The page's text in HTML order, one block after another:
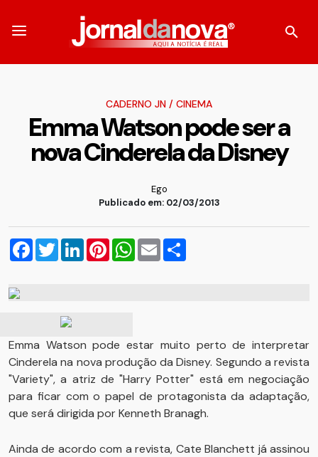
CADERNO JN / CINEMA
Emma Watson pode ser a
nova Cinderela da Disney
Ego
Publicado em: 02/03/2013
Facebook
TwitterLinkedInPinterestWhatsApp
Email
Emma Watson pode estar muito perto de interpretar
Cinderela na nova produção da Disney. Segundo a revista
"Variety", a atriz de "Harry Potter" está em negociação
para ficar com o papel de protagonista da adaptação,
que será dirigida por Kenneth Branagh.
Ainda de acordo com a revista, Cate Blanchett já assinou